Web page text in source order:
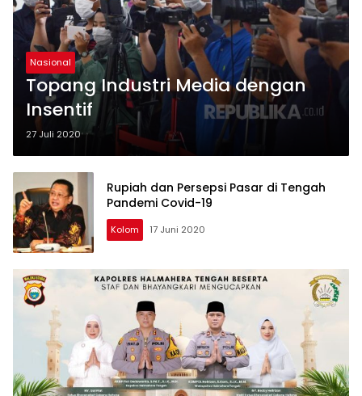
Nasional
Topang Industri Media dengan
Insentif
27 Juli 2020
Rupiah dan Persepsi Pasar di Tengah
Pandemi Covid-19
Kolom 17 Juni 2020